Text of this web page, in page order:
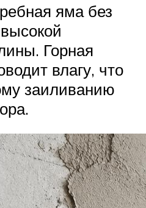
яма без
Горная
влагу, что
заиливанию